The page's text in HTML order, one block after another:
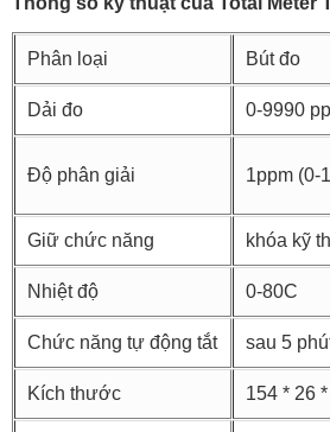
Phân loại Bút đo
Dải đo 0-9990
Độ phân giải 1ppm (0-
Giữ chức năng khóa kỹ
Nhiệt độ 0-80C
Chức năng tự động tắt sau 5
Kích thước 154 * 26